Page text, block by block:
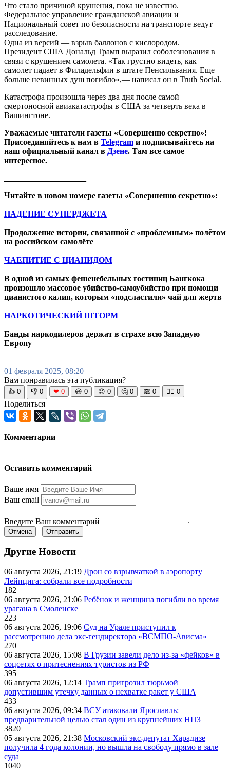
Что стало причиной крушения, пока не известно.
Федеральное управление гражданской авиации и
Национальный совет по безопасности на транспорте ведут
расследование.
Одна из версий — взрыв баллонов с кислородом.
Президент США Дональд Трамп выразил соболезнования в
связи с крушением самолета. «Так грустно видеть, как
самолет падает в Филадельфии в штате Пенсильвания. Еще
больше невинных душ погибло»,— написал он в Truth Social.
Катастрофа произошла через два дня после самой
смертоносной авиакатастрофы в США за четверть века в
Вашингтоне.
Уважаемые читатели газеты «Совершенно секретно»!
Присоединяйтесь к нам в Telegram и подписывайтесь на
наш официальный канал в Дзене. Там все самое
интересное.
Читайте в новом номере газеты «Совершенно секретно»:
ПАДЕНИЕ СУПЕРДЖЕТА
Продолжение истории, связанной с «проблемным» полётом
на российском самолёте
ЧАЕПИТИЕ С ЦИАНИДОМ
В одной из самых фешенебельных гостиниц Бангкока
произошло массовое убийство-самоубийство при помощи
цианистого калия, которым «подсластили» чай для жертв
НАРКОТИЧЕСКИЙ ШТОРМ
Банды наркодилеров держат в страхе всю Западную
Европу
01 февраля 2025, 08:20
Вам понравилась эта публикация?
👍 0 👎 0 ❤ 0 😆 0 😡 0 🤔 0 🙈 0 🧘‍♀️ 0
Поделиться
Комментарии
Оставить комментарий
Ваше имя
Ваш email
Введите Ваш комментарий
Отмена Отправить
Другие Новости
06 августа 2026, 21:19 Дрон со взрывчаткой в аэропорту
Лейпцига: собрали все подробности
182
06 августа 2026, 21:06 Ребёнок и женщина погибли во время
урагана в Смоленске
223
06 августа 2026, 19:06 Суд на Урале приступил к
рассмотрению дела экс-гендиректора «ВСМПО-Ависма»
270
06 августа 2026, 15:08 В Грузии завели дело из-за «фейков» в
соцсетях о притеснениях туристов из РФ
395
06 августа 2026, 12:14 Трамп пригрозил тюрьмой
допустившим утечку данных о нехватке ракет у США
433
06 августа 2026, 09:34 ВСУ атаковали Ярославль:
предварительной целью стал один из крупнейших НПЗ
3820
05 августа 2026, 21:38 Московский экс-депутат Харадизе
получила 4 года колонии, но вышла на свободу прямо в зале
суда
1040